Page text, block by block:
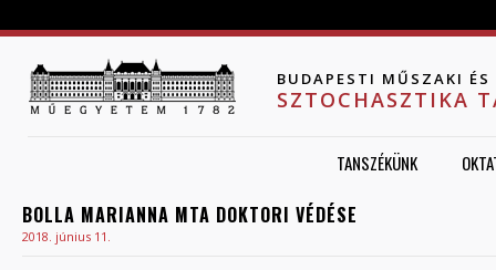
BUDAPESTI MŰSZAKI
SZTOCHASZTIKA
TANSZÉKÜNK
BOLLA MARIANNA MTA DOKTORI VÉDÉSE
2018. június 11.